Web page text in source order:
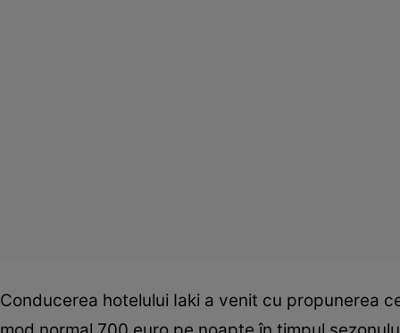
Conducerea hotelului Iaki a venit cu propunerea